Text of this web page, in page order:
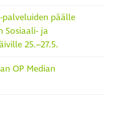
päälle
Sosiaali- ja
25.–27.5.
OP Median